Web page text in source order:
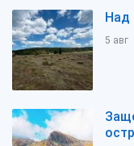
Над
5 авг